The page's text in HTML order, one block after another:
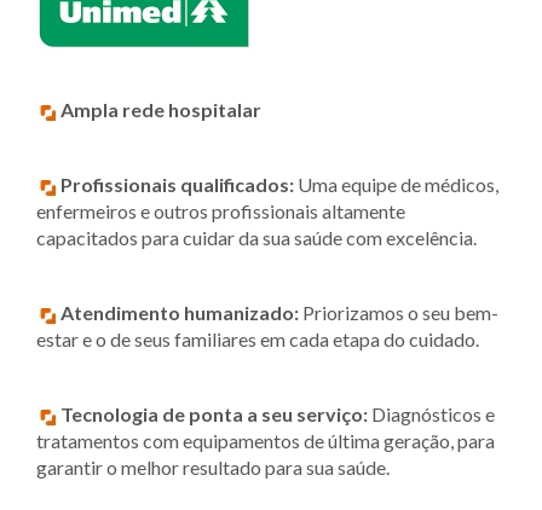
Ampla rede hospitalar
Profissionais qualificados: Uma equipe de médicos,
enfermeiros e outros profissionais altamente
capacitados para cuidar da sua saúde com excelência.
Atendimento humanizado: Priorizamos o seu bem-
estar e o de seus familiares em cada etapa do cuidado.
Tecnologia de ponta a seu serviço: Diagnósticos e
tratamentos com equipamentos de última geração, para
garantir o melhor resultado para sua saúde.